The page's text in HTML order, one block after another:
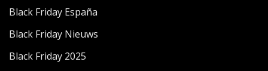
Black Friday España
Black Friday Nieuws
Black Friday 2025